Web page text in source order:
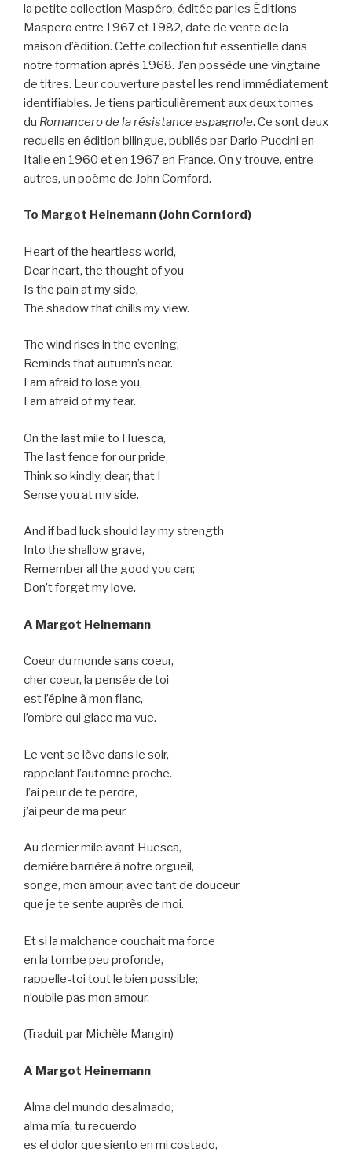
la petite collection Maspéro, éditée par les Éditions
Maspero entre 1967 et 1982, date de vente de la
maison d’édition. Cette collection fut essentielle dans
notre formation après 1968. J’en possède une vingtaine
de titres. Leur couverture pastel les rend immédiatement
identifiables. Je tiens particulièrement aux deux tomes
du Romancero de la résistance espagnole. Ce sont deux
recueils en édition bilingue, publiés par Dario Puccini en
Italie en 1960 et en 1967 en France. On y trouve, entre
autres, un poème de John Cornford.
To Margot Heinemann (John Cornford)
Heart of the heartless world,
Dear heart, the thought of you
Is the pain at my side,
The shadow that chills my view.
The wind rises in the evening,
Reminds that autumn’s near.
I am afraid to lose you,
I am afraid of my fear.
On the last mile to Huesca,
The last fence for our pride,
Think so kindly, dear, that I
Sense you at my side.
And if bad luck should lay my strength
Into the shallow grave,
Remember all the good you can;
Don’t forget my love.
A Margot Heinemann
Coeur du monde sans coeur,
cher coeur, la pensée de toi
est l’épine à mon flanc,
l’ombre qui glace ma vue.
Le vent se lève dans le soir,
rappelant l’automne proche.
J’ai peur de te perdre,
j’ai peur de ma peur.
Au dernier mile avant Huesca,
dernière barrière à notre orgueil,
songe, mon amour, avec tant de douceur
que je te sente auprès de moi.
Et si la malchance couchait ma force
en la tombe peu profonde,
rappelle-toi tout le bien possible;
n’oublie pas mon amour.
(Traduit par Michèle Mangin)
A Margot Heinemann
Alma del mundo desalmado,
alma mía, tu recuerdo
es el dolor que siento en mi costado,